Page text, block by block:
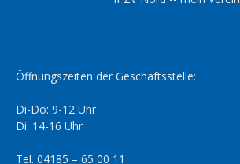
Öffnungszeiten der Geschäftsstelle:
Di-Do: 9-12 Uhr
Di: 14-16 Uhr
Tel. 04185 – 65 00 11